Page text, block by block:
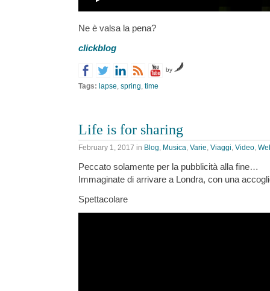
Ne è valsa la pena?
clickblog
by
Tags: lapse spring time
Life is for sharing
February 1, 2017 in Blog Musica Varie Viaggi Video
Peccato solamente per la pubblicità alla fine…
Immaginate di arrivare a Londra, con una
Spettacolare